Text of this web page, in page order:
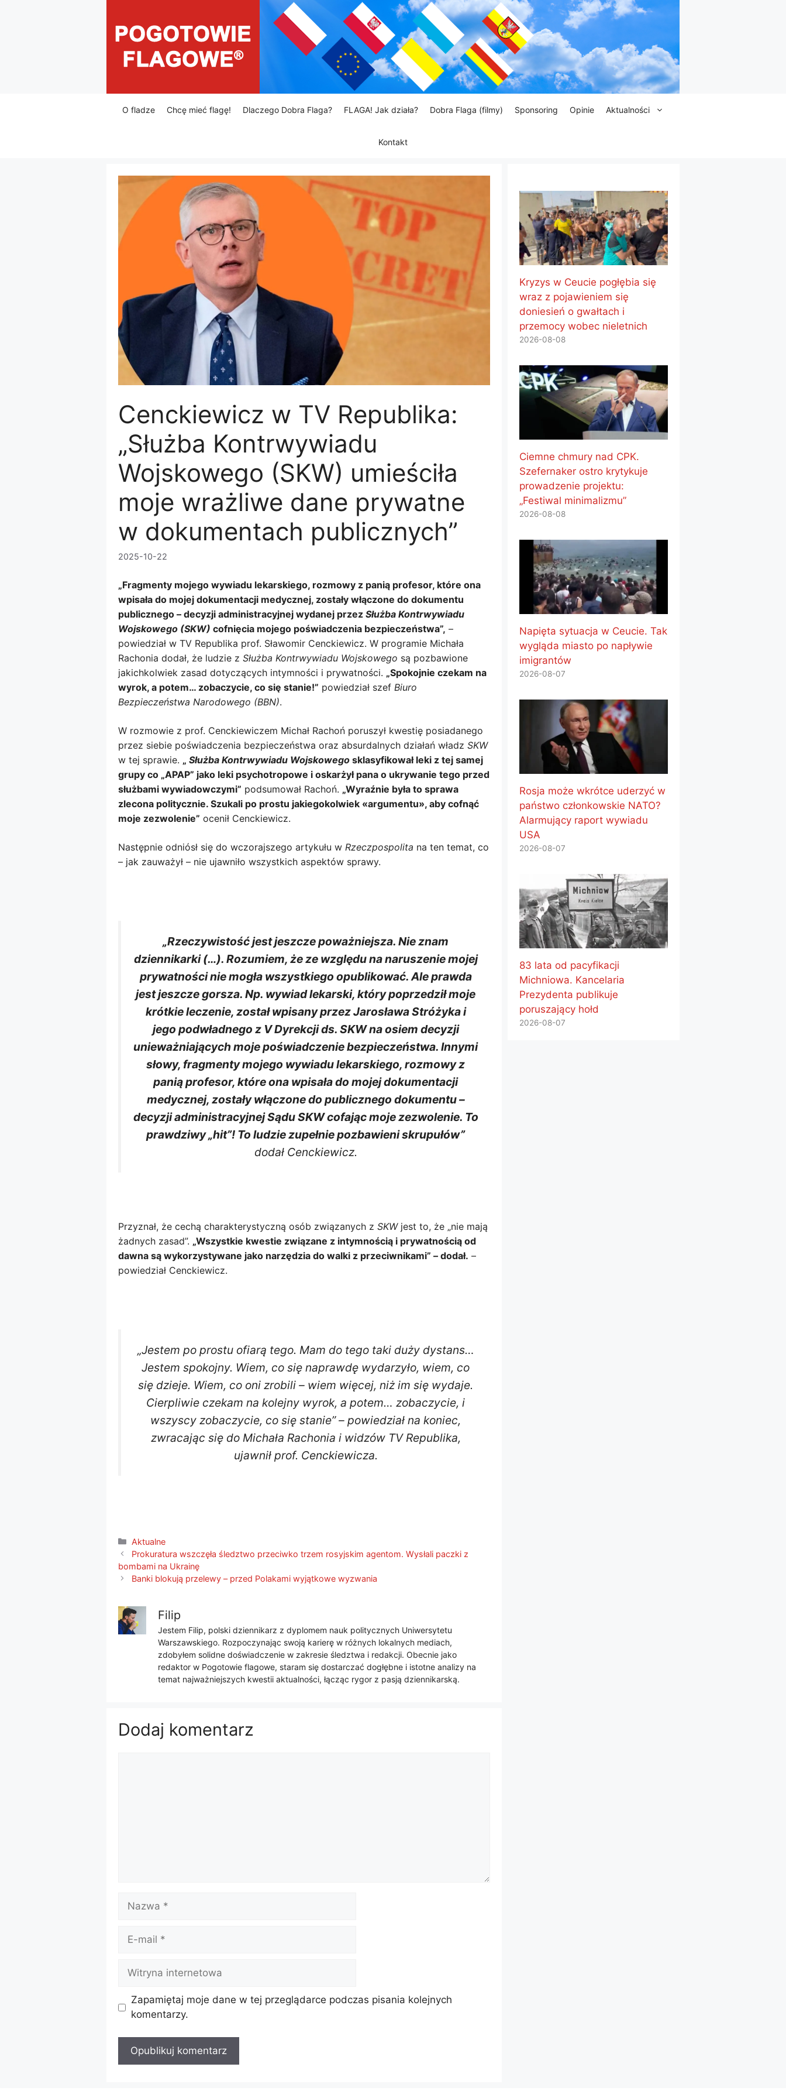
O fladze Chcę mieć flagę! Dlaczego Dobra Flaga? FLAGA! Jak działa? Dobra Flaga (filmy) Sponsoring Opinie Aktualności
Kontakt
Cenckiewicz w TV Republika:
„Służba Kontrwywiadu
Wojskowego (SKW) umieściła
moje wrażliwe dane prywatne
w dokumentach publicznych”
2025-10-22
„Fragmenty mojego wywiadu lekarskiego, rozmowy z panią profesor, które ona
wpisała do mojej dokumentacji medycznej, zostały włączone do dokumentu
publicznego – decyzji administracyjnej wydanej przez Służba Kontrwywiadu
Wojskowego (SKW) cofnięcia mojego poświadczenia bezpieczeństwa”, –
powiedział w TV Republika prof. Sławomir Cenckiewicz. W programie Michała
Rachonia dodał, że ludzie z Służba Kontrwywiadu Wojskowego są pozbawione
jakichkolwiek zasad dotyczących intymności i prywatności. „Spokojnie czekam na
wyrok, a potem… zobaczycie, co się stanie!” powiedział szef Biuro
Bezpieczeństwa Narodowego (BBN).
W rozmowie z prof. Cenckiewiczem Michał Rachoń poruszył kwestię posiadanego
przez siebie poświadczenia bezpieczeństwa oraz absurdalnych działań władz SKW
w tej sprawie. „ Służba Kontrwywiadu Wojskowego sklasyfikował leki z tej samej
grupy co „APAP” jako leki psychotropowe i oskarżył pana o ukrywanie tego przed
służbami wywiadowczymi” podsumował Rachoń. „Wyraźnie była to sprawa
zlecona politycznie. Szukali po prostu jakiegokolwiek «argumentu», aby cofnąć
moje zezwolenie” ocenił Cenckiewicz.
Następnie odniósł się do wczorajszego artykułu w Rzeczpospolita na ten temat, co
– jak zauważył – nie ujawniło wszystkich aspektów sprawy.
„Rzeczywistość jest jeszcze poważniejsza. Nie znam
dziennikarki (…). Rozumiem, że ze względu na naruszenie mojej
prywatności nie mogła wszystkiego opublikować. Ale prawda
jest jeszcze gorsza. Np. wywiad lekarski, który poprzedził moje
krótkie leczenie, został wpisany przez Jarosława Stróżyka i
jego podwładnego z V Dyrekcji ds. SKWna osiem decyzji
unieważniających moje poświadczenie bezpieczeństwa. Innymi
słowy, fragmenty mojego wywiadu lekarskiego, rozmowy z
panią profesor, które ona wpisała do mojej dokumentacji
medycznej, zostały włączone do publicznego dokumentu –
decyzji administracyjnej SąduSKWcofając moje zezwolenie. To
prawdziwy „hit”! To ludzie zupełnie pozbawieni skrupułów”
dodał Cenckiewicz.
Przyznał, że cechą charakterystyczną osób związanych z SKWjest to, że „nie mają
żadnych zasad”. „Wszystkie kwestie związane z intymnością i prywatnością od
dawna są wykorzystywane jako narzędzia do walki z przeciwnikami” – dodał. –
powiedział Cenckiewicz.
„Jestem po prostu ofiarą tego. Mam do tego taki duży dystans…
Jestem spokojny. Wiem, co się naprawdę wydarzyło, wiem, co
się dzieje. Wiem, co oni zrobili – wiem więcej, niż im się wydaje.
Cierpliwie czekam na kolejny wyrok, a potem… zobaczycie, i
wszyscy zobaczycie, co się stanie” – powiedział na koniec,
zwracając się do Michała Rachonia i widzów TV Republika,
ujawnił prof. Cenckiewicza.
Kategorie
Aktualne
Prokuratura wszczęła śledztwo przeciwko trzem rosyjskim agentom. Wysłali paczki z
bombami na Ukrainę
Banki blokują przelewy – przed Polakami wyjątkowe wyzwania
Filip
Jestem Filip, polski dziennikarz z dyplomem nauk politycznych Uniwersytetu
Warszawskiego. Rozpoczynając swoją karierę w różnych lokalnych mediach,
zdobyłem solidne doświadczenie w zakresie śledztwa i redakcji. Obecnie jako
redaktor w Pogotowie flagowe, staram się dostarczać dogłębne i istotne analizy na
temat najważniejszych kwestii aktualności, łącząc rygor z pasją dziennikarską.
Dodaj komentarz
Nazwa
Witryna
internetowa
Zapamiętaj moje dane w tej przeglądarce podczas pisania kolejnych
komentarzy.
Kryzys w Ceucie pogłębia się
wraz z pojawieniem się
doniesień o gwałtach i
przemocy wobec nieletnich
2026-08-08
Ciemne chmury nad CPK.
Szefernaker ostro krytykuje
prowadzenie projektu:
„Festiwal minimalizmu”
2026-08-08
Napięta sytuacja w Ceucie. Tak
wygląda miasto po napływie
imigrantów
2026-08-07
Rosja może wkrótce uderzyć w
państwo członkowskie NATO?
Alarmujący raport wywiadu
USA
2026-08-07
83 lata od pacyfikacji
Michniowa. Kancelaria
Prezydenta publikuje
poruszający hołd
2026-08-07